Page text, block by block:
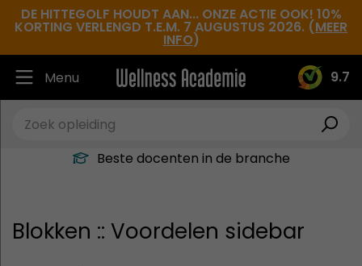
DE HITTEGOLF HOUDT AAN... ONZE ACTIE OOK! 10%
KORTING VERLENGD T.E.M. 7 AUGUSTUS 2026. (MEER
INFO)
9.7
Menu
Ruim 30.000 tevreden studenten
Blokken :: Voordelen sidebar